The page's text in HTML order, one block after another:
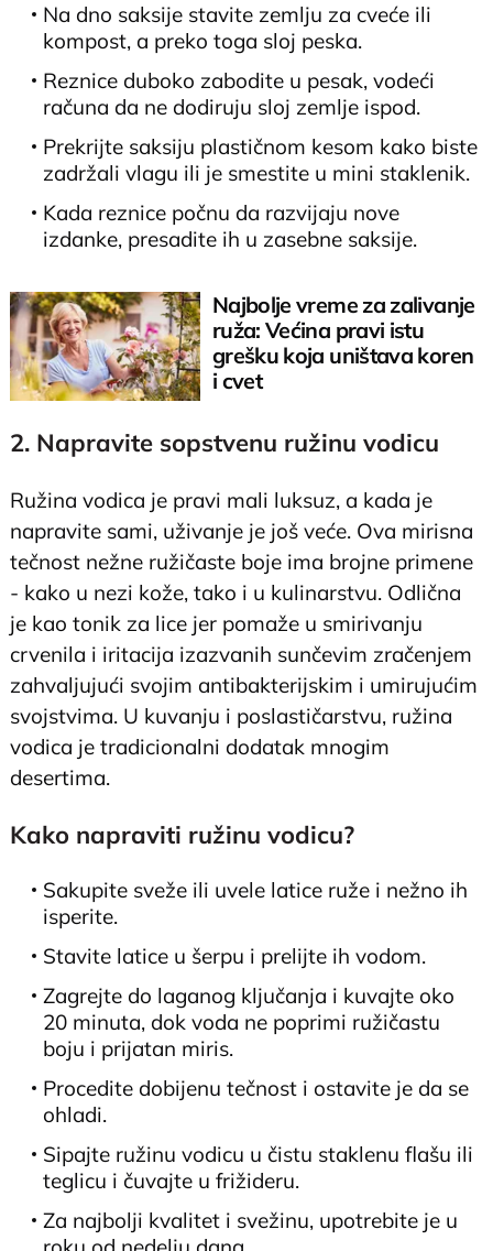
Na dno saksije stavite zemlju za cveće ili
kompost, a preko toga sloj peska.
Reznice duboko zabodite u pesak, vodeći
računa da ne dodiruju sloj zemlje ispod.
Prekrijte saksiju plastičnom kesom kako biste
zadržali vlagu ili je smestite u mini staklenik.
Kada reznice počnu da razvijaju nove
izdanke, presadite ih u zasebne saksije.
Najbolje vreme za zalivanje
ruža: Većina pravi istu
grešku koja uništava koren
i cvet
2. Napravite sopstvenu ružinu vodicu
Ružina vodica je pravi mali luksuz, a kada je
napravite sami, uživanje je još veće. Ova mirisna
tečnost nežne ružičaste boje ima brojne primene
- kako u nezi kože, tako i u kulinarstvu. Odlična
je kao tonik za lice jer pomaže u smirivanju
crvenila i iritacija izazvanih sunčevim zračenjem
zahvaljujući svojim antibakterijskim i umirujućim
svojstvima. U kuvanju i poslastičarstvu, ružina
vodica je tradicionalni dodatak mnogim
desertima.
Kako napraviti ružinu vodicu?
Sakupite sveže ili uvele latice ruže i nežno ih
isperite.
Stavite latice u šerpu i prelijte ih vodom.
Zagrejte do laganog ključanja i kuvajte oko
20 minuta, dok voda ne poprimi ružičastu
boju i prijatan miris.
Procedite dobijenu tečnost i ostavite je da se
ohladi.
Sipajte ružinu vodicu u čistu staklenu flašu ili
teglicu i čuvajte u frižideru.
Za najbolji kvalitet i svežinu, upotrebite je u